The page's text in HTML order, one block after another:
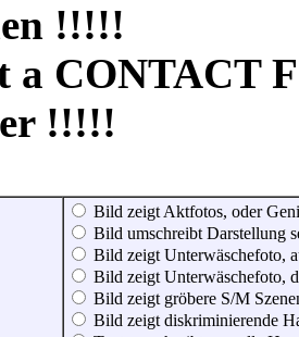
!!!!!
a CONTACT
!!!!!
Bild zeigt Aktfotos, oder
Bild umschreibt Darstellung
Bild zeigt Unterwäschefoto,
Bild zeigt Unterwäschefoto,
Bild zeigt gröbere S/M
Bild zeigt diskriminierende